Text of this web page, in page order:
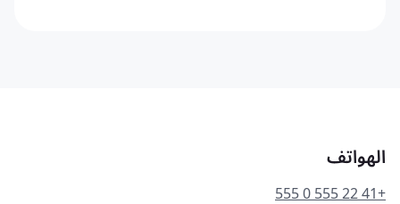
الهواتف
+41 22 555 0 555